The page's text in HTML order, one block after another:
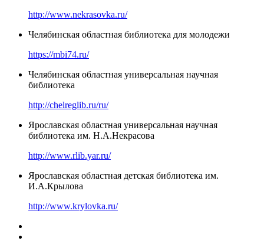
http://www.nekrasovka.ru/
Челябинская областная библиотека для молодежи
https://mbi74.ru/
Челябинская областная универсальная научная
библиотека
http://chelreglib.ru/ru/
Ярославская областная универсальная научная
библиотека им. Н.А.Некрасова
http://www.rlib.yar.ru/
Ярославская областная детская библиотека им.
И.А.Крылова
http://www.krylovka.ru/